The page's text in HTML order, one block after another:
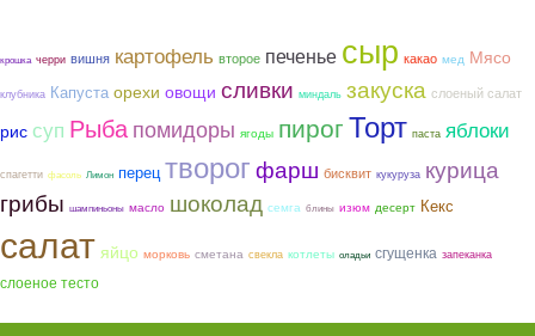
крошка черри вишня картофель второе печенье сыр какао мед Мясо
клубника Капуста орехи овощи сливки миндаль закуска слоеный салат
рис суп Рыбапомидоры ягоды пирогТорт паста яблоки
спагетти фасоль Лимон перец творогфарш бисквит кукуруза курица
грибы шампиньоны масло шоколад семга блины изюм десерт Кекс
салат яйцо морковь сметана свекла котлеты оладьи сгущенка запеканка
слоеное тесто